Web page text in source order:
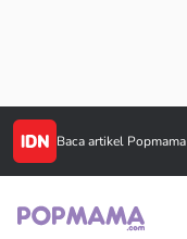
Baca artikel Popmama